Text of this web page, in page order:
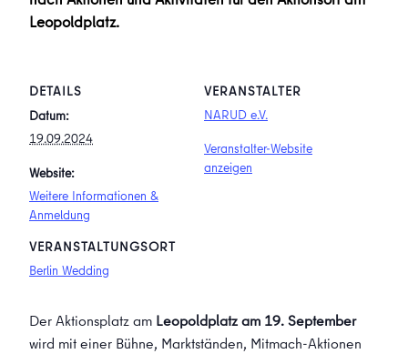
Leopoldplatz.
DETAILS
Datum:
19.09.2024
Website:
Weitere Informationen &
Anmeldung
VERANSTALTUNGSORT
Berlin Wedding
VERANSTALTER
NARUD e.V.
Veranstalter-Website
anzeigen
Der Aktionsplatz am Leopoldplatz am 19. September
wird mit einer Bühne, Marktständen, Mitmach-Aktionen